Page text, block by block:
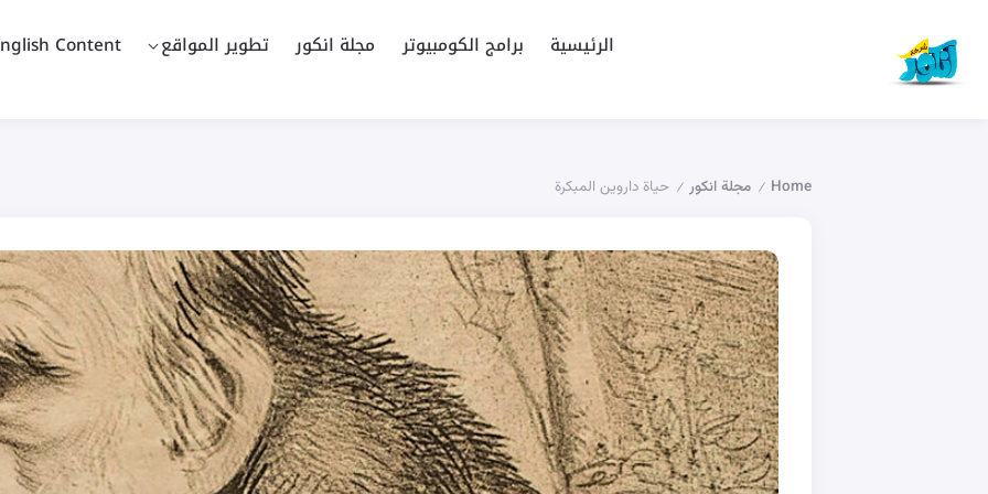
الرئيسية برامج الكومبيوتر مجلة انكور تطوير المواقع Content
Home
/ مجلة انكور / حياة داروين المبكرة